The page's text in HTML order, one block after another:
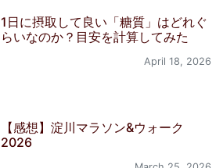
1日に摂取して良い「糖質」はどれぐ
らいなのか？目安を計算してみた
April 18, 2026
【感想】淀川マラソン&ウォーク
2026